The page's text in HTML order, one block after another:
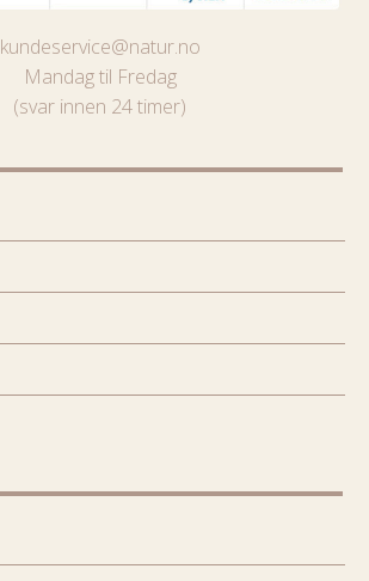
kundeservice@natur.no
Mandag til Fredag
(svar innen 24 timer)